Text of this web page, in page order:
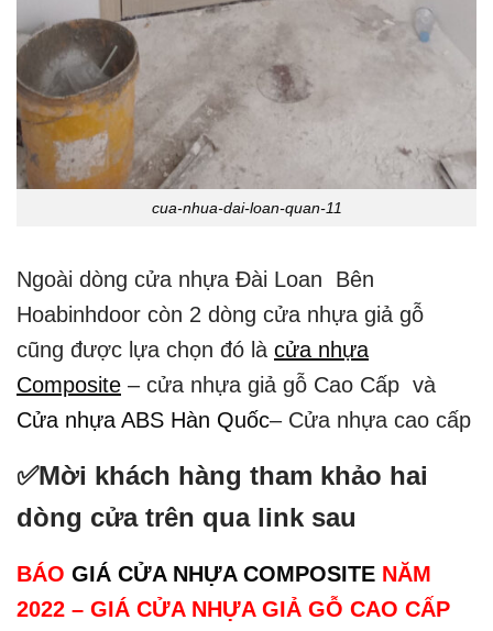
cua-nhua-dai-loan-quan-11
Ngoài dòng cửa nhựa Đài Loan Bên
Hoabinhdoor còn 2 dòng cửa nhựa giả gỗ
cũng được lựa chọn đó là cửa nhựa
Composite – cửa nhựa giả gỗ Cao Cấp và
Cửa nhựa ABS Hàn Quốc– Cửa nhựa cao cấp
✅Mời khách hàng tham khảo hai
dòng cửa trên qua link sau
BÁO GIÁ CỬA NHỰA COMPOSITE NĂM
2022 – GIÁ CỬA NHỰA GIẢ GỖ CAO CẤP